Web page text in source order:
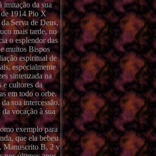
imitação da sua
de 1914 Pio X
Serva de Deus,
mais tarde, no
o esplendor das
muitos Bispos
espiritual de
especialmente
sintetizada na
e cultores da
em todo o orbe.
sua intercessão.
vocação à sua
exemplo para
que ela bebeu
Manuscrito B, 2 v